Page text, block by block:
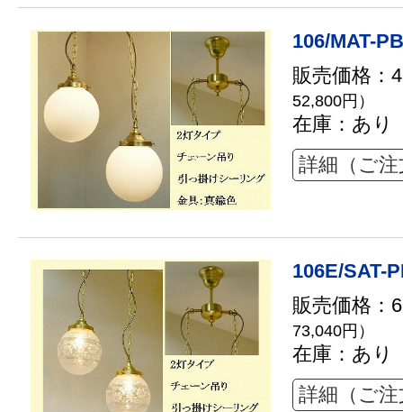
106/MAT-
販売価格：
52,800円）
在庫：あり
詳細（ご
106E/SAT-
販売価格：
73,040円）
在庫：あり
詳細（ご